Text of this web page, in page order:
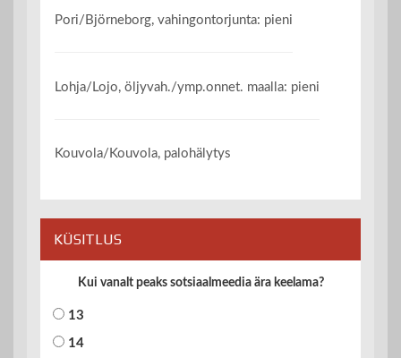
Pori/Björneborg, vahingontorjunta: pieni
Lohja/Lojo, öljyvah./ymp.onnet. maalla: pieni
Kouvola/Kouvola, palohälytys
KÜSITLUS
Kui vanalt peaks sotsiaalmeedia ära keelama?
13
14